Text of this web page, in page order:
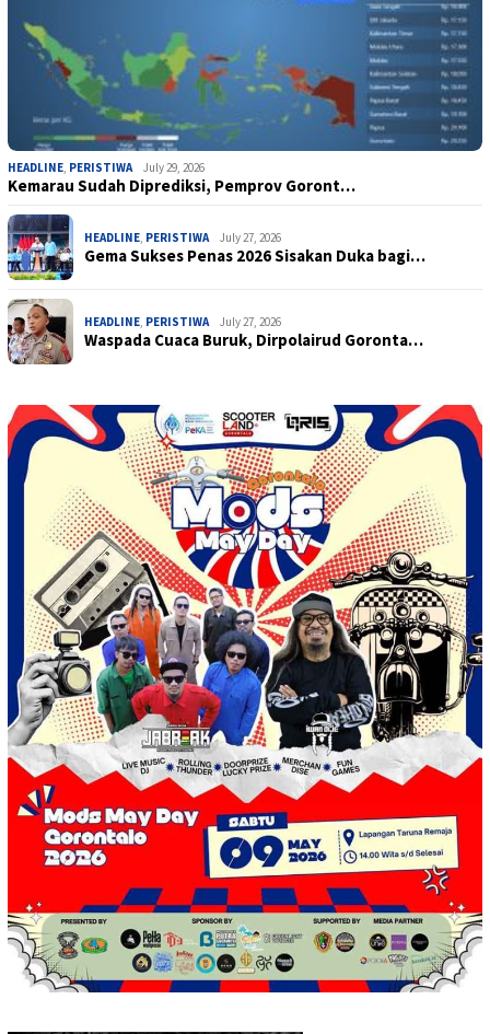
HEADLINE PERISTIWA July 29, 2026
Kemarau Sudah Diprediksi, Pemprov Goront…
HEADLINE PERISTIWA July 27, 2026
Gema Sukses Penas 2026 Sisakan Duka bagi…
HEADLINE PERISTIWA July 27, 2026
Waspada Cuaca Buruk, Dirpolairud Goronta…